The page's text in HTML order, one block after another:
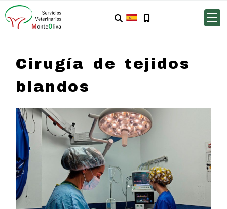
Cirugía de tejidos
blandos